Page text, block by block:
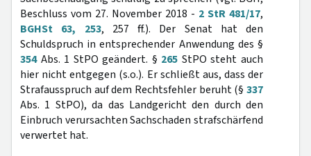
Beschluss vom 27. November 2018 - 2 StR 481/17,
BGHSt 63, 253, 257 ff.). Der Senat hat den
Schuldspruch in entsprechender Anwendung des §
354Abs. 1 StPO geändert. § 265 StPO steht auch
hier nicht entgegen (s.o.). Er schließt aus, dass der
Strafausspruch auf dem Rechtsfehler beruht (§ 337
Abs. 1 StPO), da das Landgericht den durch den
Einbruch verursachten Sachschaden strafschärfend
verwertet hat.